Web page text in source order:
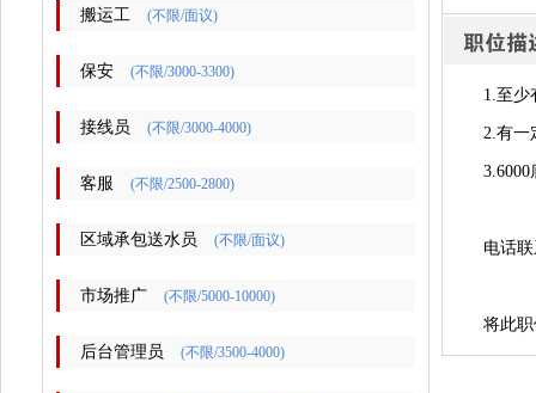
搬运工 (不限/面议)
保安 (不限/3000-3300)
接线员 (不限/3000-4000)
客服 (不限/2500-2800)
区域承包送水员 (不限/面议)
市场推广 (不限/5000-10000)
后台管理员 (不限/3500-4000)
1.至少
2.有一
电话
将此